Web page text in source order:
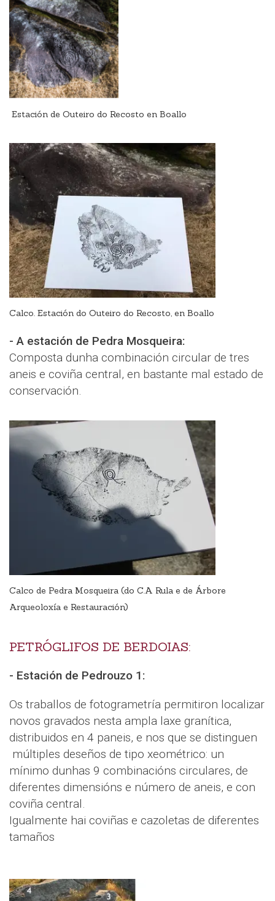
Estación de Outeiro do Recosto en Boallo
Calco. Estación do Outeiro do Recosto, en Boallo
- A estación de Pedra Mosqueira:
Composta dunha combinación circular de tres
aneis e coviña central, en bastante mal estado de
conservación.
Calco de Pedra Mosqueira (do C.A Rula e de Árbore
Arqueoloxía e Restauración)
PETRÓGLIFOS DE BERDOIAS:
- Estación de Pedrouzo 1:
Os traballos de fotogrametría permitiron localizar
novos gravados nesta ampla laxe granítica,
distribuidos en 4 paneis, e nos que se distinguen
múltiples deseños de tipo xeométrico: un
mínimo dunhas 9 combinacións circulares, de
diferentes dimensións e número de aneis, e con
coviña central.
Igualmente hai coviñas e cazoletas de diferentes
tamaños